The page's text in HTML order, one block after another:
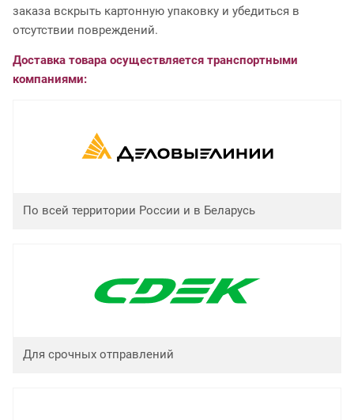
заказа вскрыть картонную упаковку и убедиться в
отсутствии повреждений.
Доставка товара осуществляется транспортными
компаниями:
По всей территории России и в Беларусь
Для срочных отправлений